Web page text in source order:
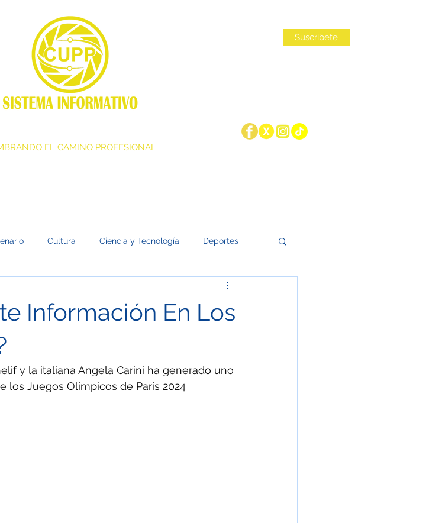
Suscribete
EL CAMINO PROFESIONAL
Cultura Ciencia y Tecnología Deportes
Fenómeno natural
y desfiles
Jóvenes Ciudad de México Crónica
Información En Los
y la italiana Angela Carini ha generado uno
Juegos Olímpicos de París 2024